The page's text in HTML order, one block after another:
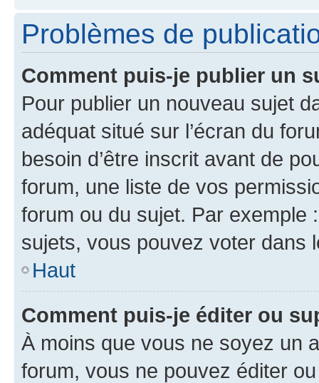
Problèmes de
Comment puis-je publier un
Pour publier un nouveau sujet
adéquat situé sur l’écran du
besoin d’être inscrit avant de
forum, une liste de vos
forum ou du sujet. Par exemple
sujets, vous pouvez voter dans
Haut
Comment puis-je éditer ou
À moins que vous ne soyez un
forum, vous ne pouvez éditer